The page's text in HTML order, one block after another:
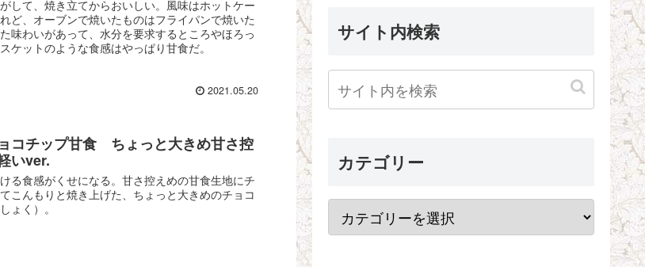
して、焼き立てからおいしい。風味はホットケー
ど、オーブンで焼いたものはフライパンで焼いた
味わいがあって、水分を要求するところやほろっ
ケットのような食感はやっぱり甘食だ。
2021.05.20
ョコチップ甘食 ちょっと大きめ甘さ控
いver.
る食感がくせになる。甘さ控えめの甘食生地にチ
こんもりと焼き上げた、ちょっと大きめのチョコ
ょく）。
サイト内検索
カテゴリー